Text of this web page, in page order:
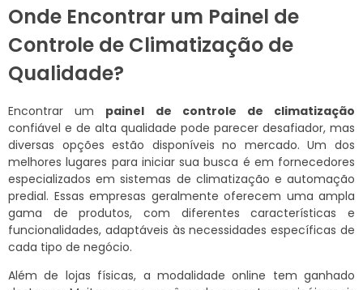
Onde Encontrar um Painel de
Controle de Climatização de
Qualidade?
Encontrar um painel de controle de climatização
confiável e de alta qualidade pode parecer desafiador, mas
diversas opções estão disponíveis no mercado. Um dos
melhores lugares para iniciar sua busca é em fornecedores
especializados em sistemas de climatização e automação
predial. Essas empresas geralmente oferecem uma ampla
gama de produtos, com diferentes características e
funcionalidades, adaptáveis às necessidades específicas de
cada tipo de negócio.
Além de lojas físicas, a modalidade online tem ganhado